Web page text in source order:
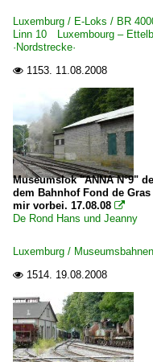
Luxemburg / E-Loks / BR
Linn 10 Luxembourg –
·Nordstrecke·
 1153. 11.08.2008
Museumslok "ANNA N°9"
dem Bahnhof Fond de
mir vorbei. 17.08.08 
De Rond Hans und Jeanny
Luxemburg /
 1514. 19.08.2008